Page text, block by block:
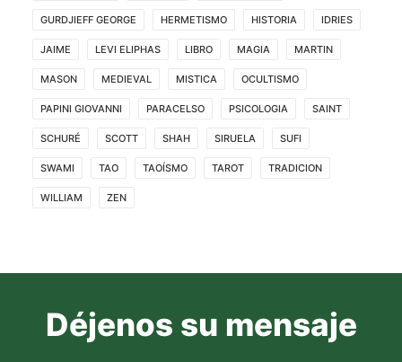
GURDJIEFF GEORGE HERMETISMO HISTORIA IDRIES
JAIME LEVI ELIPHAS LIBRO MAGIA MARTIN
MASON MEDIEVAL MISTICA OCULTISMO
PAPINI GIOVANNI PARACELSO PSICOLOGIA SAINT
SCHURÉ SCOTT SHAH SIRUELA SUFI
SWAMI TAO TAOÍSMO TAROT TRADICION
WILLIAM ZEN
Déjenos su mensaje